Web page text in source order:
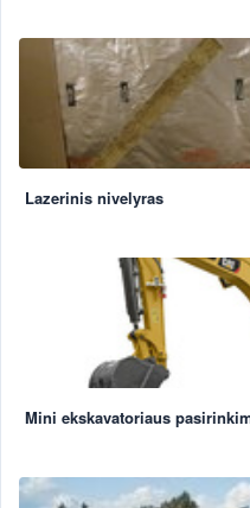
Lazerinis nivelyras
Mini ekskavatoriaus